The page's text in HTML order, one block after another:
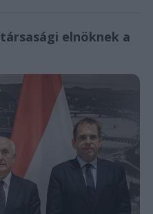
elnöknek a